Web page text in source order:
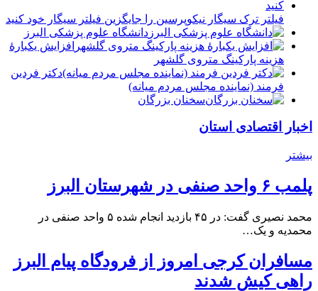
فیلتر ترک سیگار نیکوپرسین را جایگزین فیلتر سیگار خود کنید
دانشگاه علوم پزشکی البرز
افزایش یکبارۀ
هزینه پارکینگ متروی گلشهر
دكتر فردين
فرمند (نماينده مجلس مردم میانه)
سخنان بزرگان
اخبار اقتصادی استان
بیشتر
پلمب ۶ واحد صنفی در شهرستان البرز
محمد نصیری گفت: در ۴۵ بازدید انجام شده ۵ واحد صنفی در
محمدیه و یک…
مسافران کرجی امروز از فرودگاه پیام البرز
راهی کیش شدند